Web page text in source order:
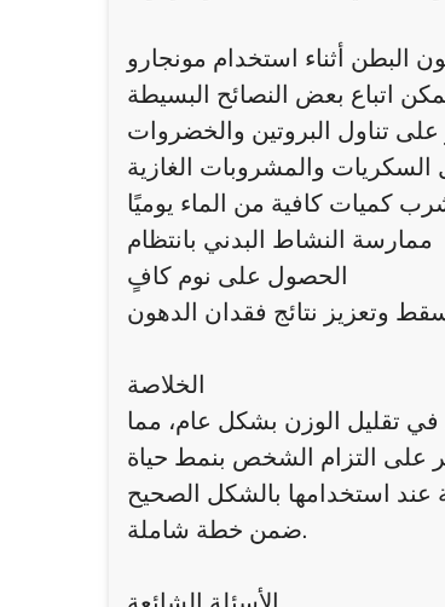
البطن أثناء استخدام مونجارو
على تناول البروتين والخضروات
السكريات والمشروبات الغازية
كميات كافية من الماء يوميًا
ممارسة النشاط البدني بانتظام
الحصول على نوم كافٍ
الخلاصة
تقليل الوزن بشكل عام، مما
على التزام الشخص بنمط حياة
استخدامها بالشكل الصحيح
ضمن خطة شاملة.